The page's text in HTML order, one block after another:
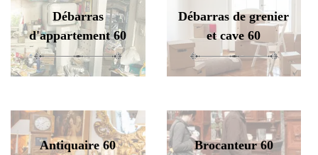
Débarras
d'appartement 60
Débarras de grenier
et cave 60
Antiquaire 60 Brocanteur 60